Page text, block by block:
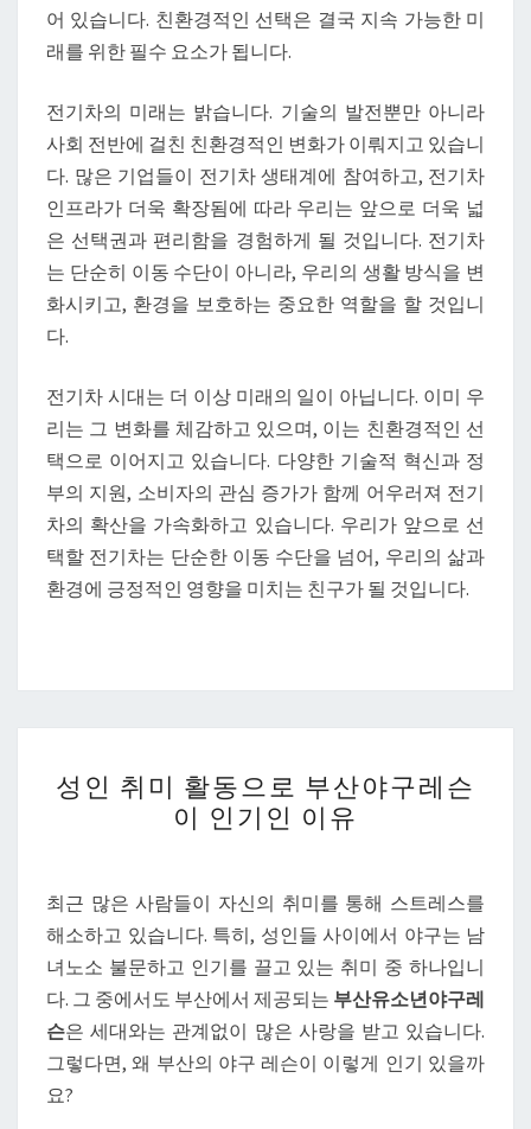
어 있습니다. 친환경적인 선택은 결국 지속 가능한 미
래를 위한 필수 요소가 됩니다.
전기차의 미래는 밝습니다. 기술의 발전뿐만 아니라
사회 전반에 걸친 친환경적인 변화가 이뤄지고 있습니
다. 많은 기업들이 전기차 생태계에 참여하고, 전기차
인프라가 더욱 확장됨에 따라 우리는 앞으로 더욱 넓
은 선택권과 편리함을 경험하게 될 것입니다. 전기차
는 단순히 이동 수단이 아니라, 우리의 생활 방식을 변
화시키고, 환경을 보호하는 중요한 역할을 할 것입니
다.
전기차 시대는 더 이상 미래의 일이 아닙니다. 이미 우
리는 그 변화를 체감하고 있으며, 이는 친환경적인 선
택으로 이어지고 있습니다. 다양한 기술적 혁신과 정
부의 지원, 소비자의 관심 증가가 함께 어우러져 전기
차의 확산을 가속화하고 있습니다. 우리가 앞으로 선
택할 전기차는 단순한 이동 수단을 넘어, 우리의 삶과
환경에 긍정적인 영향을 미치는 친구가 될 것입니다.
인
취
활
동
으
로
부
산
성인 취미 활동으로 부산야구레슨
이 인기인 이유
최근 많은 사람들이 자신의 취미를 통해 스트레스를
해소하고 있습니다. 특히, 성인들 사이에서 야구는 남
녀노소 불문하고 인기를 끌고 있는 취미 중 하나입니
다. 그 중에서도 부산에서 제공되는 부산유소년야구레
슨은 세대와는 관계없이 많은 사랑을 받고 있습니다.
그렇다면, 왜 부산의 야구 레슨이 이렇게 인기 있을까
요?